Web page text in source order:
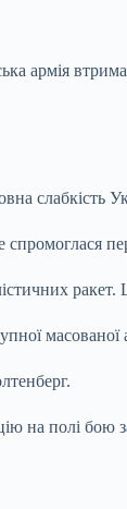
армія
слабкість
спромоглася
масованої
полі бою